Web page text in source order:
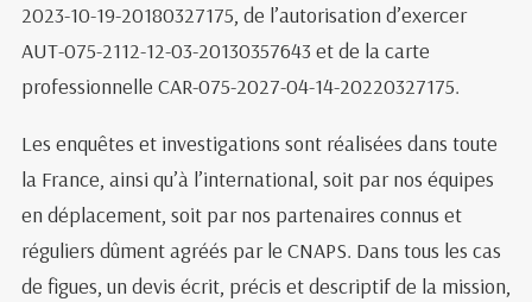
2023-10-19-20180327175, de l’autorisation d’exercer
AUT-075-2112-12-03-20130357643 et de la carte
professionnelle CAR-075-2027-04-14-20220327175.
Les enquêtes et investigations sont réalisées dans toute
la France, ainsi qu’à l’international, soit par nos équipes
en déplacement, soit par nos partenaires connus et
réguliers dûment agréés par le CNAPS. Dans tous les cas
de figues, un devis écrit, précis et descriptif de la mission,